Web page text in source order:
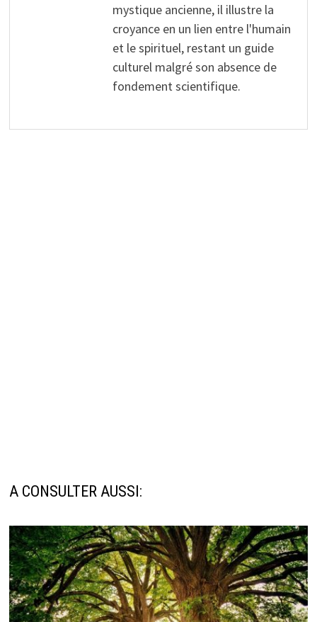
mystique ancienne, il illustre la
croyance en un lien entre l'humain
et le spirituel, restant un guide
culturel malgré son absence de
fondement scientifique.
A CONSULTER AUSSI: